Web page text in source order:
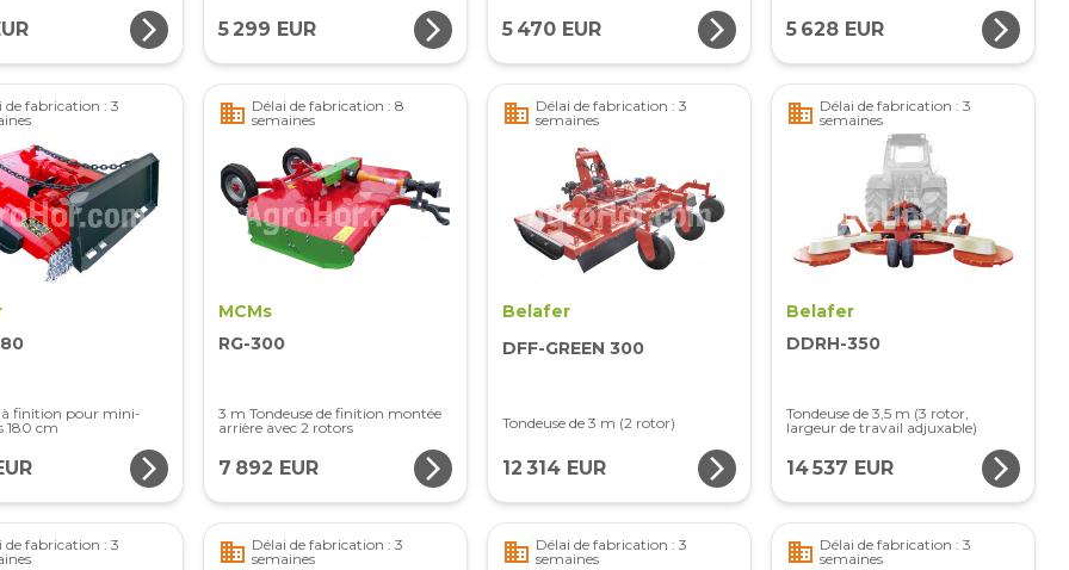
arrow_forward_ios 5 299 EUR arrow_forward_ios 5 470 EUR arrow_forward_ios 5 628 EUR arrow_forward_ios
de fabrication : 3
à finition pour mini-
180 cm
arrow_forward_ios
business Délai de fabrication : 8
semaines
MCMs
RG-300
3 m Tondeuse de finition montée
arrière avec 2 rotors
7 892 EUR arrow_forward_ios
business Délai de fabrication : 3
semaines
Belafer
DFF-GREEN 300
Tondeuse de 3 m (2 rotor)
12 314 EUR arrow_forward_ios
business Délai de fabrication : 3
semaines
Belafer
DDRH-350
Tondeuse de 3,5 m (3 rotor,
largeur de travail adjuxable)
14 537 EUR arrow_forward_ios
de fabrication : 3
business Délai de fabrication : 3
semaines
business Délai de fabrication : 3
semaines
business Délai de fabrication : 3
semaines